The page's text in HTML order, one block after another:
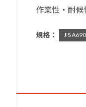
作業性・耐候
規格： JIS